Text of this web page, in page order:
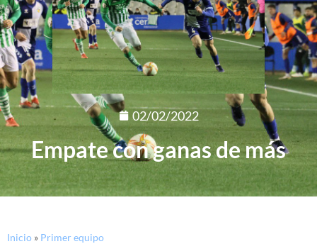
02/02/2022
Empate con ganas de más
Inicio » Primer equipo